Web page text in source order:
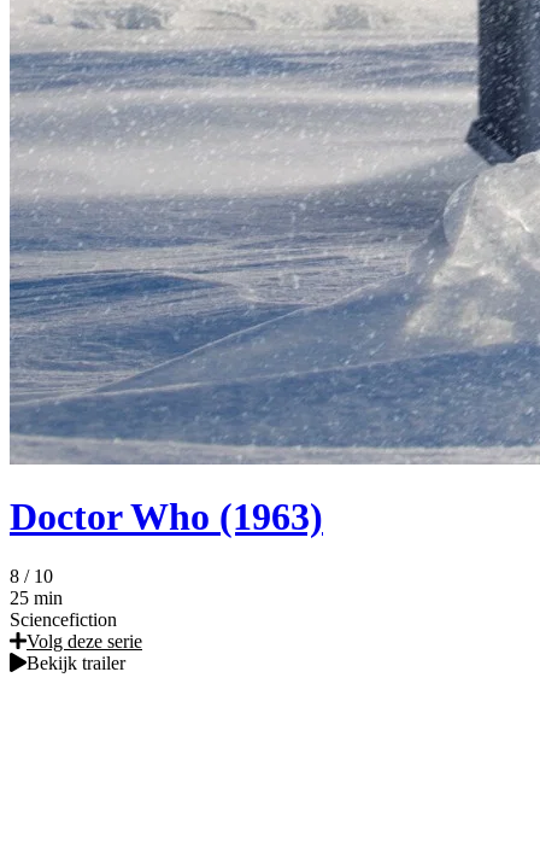
Doctor Who (1963)
8 / 10
25 min
Sciencefiction
Volg deze serie
Bekijk trailer